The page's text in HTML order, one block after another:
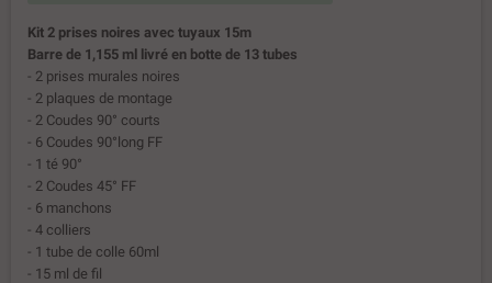
Kit 2 prises noires avec tuyaux 15m
Barre de 1,155 ml livré en botte de 13 tubes
- 2 prises murales noires
- 2 plaques de montage
- 2 Coudes 90° courts
- 6 Coudes 90°long FF
- 1 té 90°
- 2 Coudes 45° FF
- 6 manchons
- 4 colliers
- 1 tube de colle 60ml
- 15 ml de fil